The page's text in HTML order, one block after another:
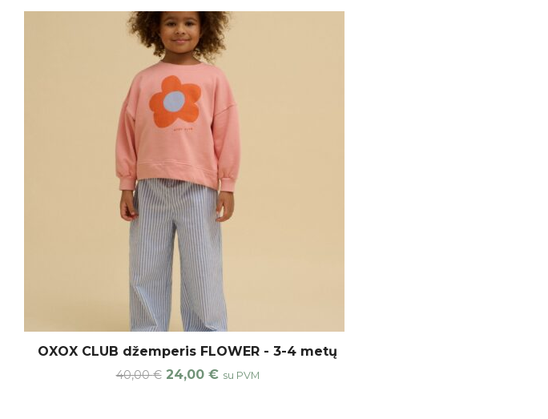
OXOX CLUB džemperis FLOWER - 3-4 metų
40,00€ 24,00 € su PVM